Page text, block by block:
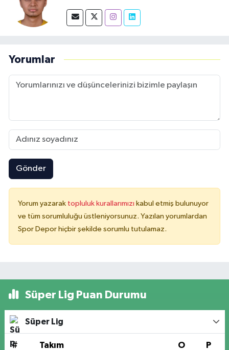
Yorumlar
Gönder
Yorum yazarak topluluk kurallarımızı kabul etmiş bulunuyor
ve tüm sorumluluğu üstleniyorsunuz. Yazılan yorumlardan
Spor Depor hiçbir şekilde sorumlu tutulamaz.
Süper Lig Puan Durumu
Süper Lig
# Takım O P